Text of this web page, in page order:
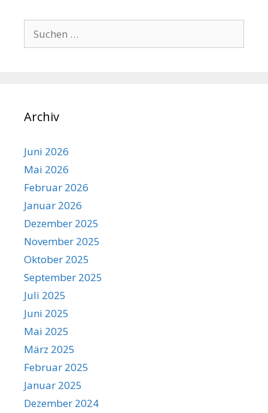
nach:
Archiv
Juni 2026
Mai 2026
Februar 2026
Januar 2026
Dezember 2025
November 2025
Oktober 2025
September 2025
Juli 2025
Juni 2025
Mai 2025
März 2025
Februar 2025
Januar 2025
Dezember 2024